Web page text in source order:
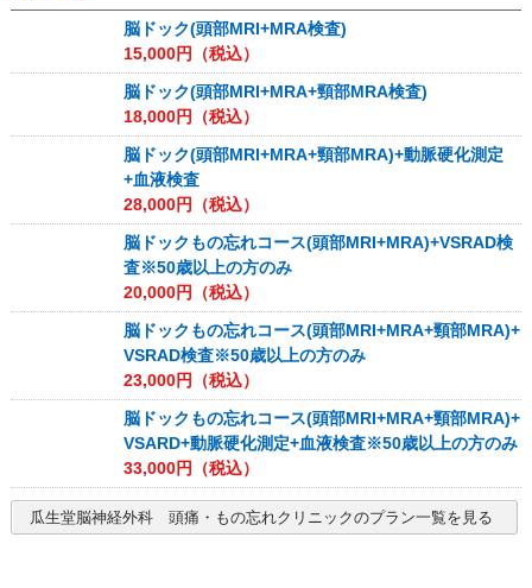
脳ドック(頭部MRI+MRA検査)
15,000円（税込）
脳ドック(頭部MRI+MRA+頸部MRA検査)
18,000円（税込）
脳ドック(頭部MRI+MRA+頸部MRA)+動脈硬化測定
+血液検査
28,000円（税込）
脳ドックもの忘れコース(頭部MRI+MRA)+VSRAD検
査※50歳以上の方のみ
20,000円（税込）
脳ドックもの忘れコース(頭部MRI+MRA+頸部MRA)+
VSRAD検査※50歳以上の方のみ
23,000円（税込）
脳ドックもの忘れコース(頭部MRI+MRA+頸部MRA)+
VSARD+動脈硬化測定+血液検査※50歳以上の方のみ
33,000円（税込）
瓜生堂脳神経外科 頭痛・もの忘れクリニックのプラン一覧を見る